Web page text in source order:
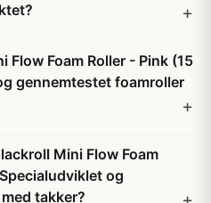
Flow Foam Roller - Pink (15
gennemtestet foamroller
Mini Flow Foam
og
takker?